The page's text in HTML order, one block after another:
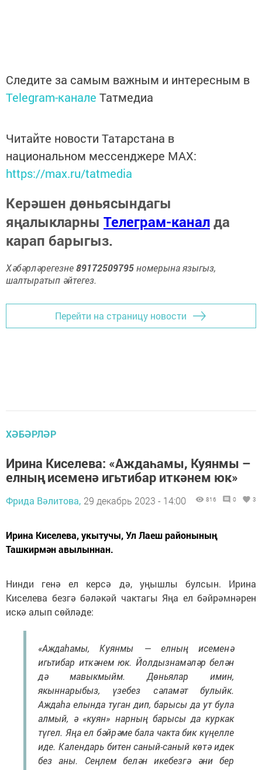
Следите за самым важным и интересным в
Telegram-канале Татмедиа
Читайте новости Татарстана в
национальном мессенджере MАХ:
https://max.ru/tatmedia
Керәшен дөньясындагы
яңалыкларны Телеграм-каналда
карап барыгыз.
Хәбәрләрегезне89172509795номерына языгыз,
шалтыратып әйтегез.
Перейти на страницу новости
ХӘБӘРЛӘР
Ирина Киселева: «Аждаһамы, Куянмы –
елның исеменә игьтибар иткәнем юк»
Фрида Вәлитова, 29 декабрь 2023 - 14:00 816 0 3
Ирина Киселева, укытучы, Ул Лаеш районының
Ташкирмән авылыннан.
Нинди генә ел керсә дә, уңышлы булсын. Ирина
Киселева безгә бәләкәй чактагы Яңа ел бәйрәмнәрен
искә алып сөйләде:
«Аждаһамы, Куянмы — елның исеменә
игьтибар иткәнем юк. Йолдызнамәләр белән
дә мавыкмыйм. Дөньялар имин,
якыннарыбыз, үзебез сәламәт булыйк.
Аждаһа елында туган дип, барысы да ут була
алмый, ә «куян» нарның барысы да куркак
түгел. Яңа ел бәйрәме бала чакта бик күңелле
иде. Календарь битен саный-саный көтә идек
без аны. Сеңлем белән икебезгә әни бер